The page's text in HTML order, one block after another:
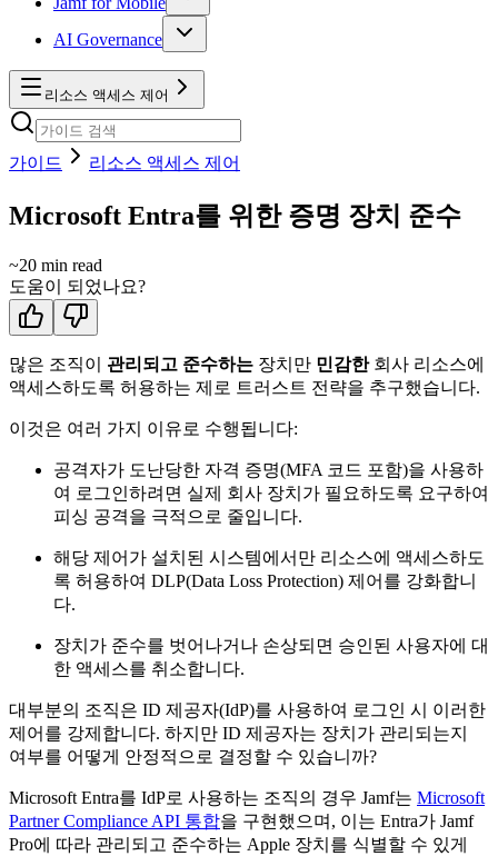
AI Governance
리소스 액세스 제어
가이드 리소스 액세스 제어
Microsoft Entra를 위한 증명 장치 준수
~20 min read
도움이 되었나요?
많은 조직이 관리되고 준수하는 장치만 민감한회사 리소스에
액세스하도록 허용하는 제로 트러스트 전략을 추구했습니다.
이것은 여러 가지 이유로 수행됩니다:
공격자가 도난당한 자격 증명(MFA 코드 포함)을 사용하
여 로그인하려면 실제 회사 장치가 필요하도록 요구하여
피싱 공격을 극적으로 줄입니다.
해당 제어가 설치된 시스템에서만 리소스에 액세스하도
록 허용하여 DLP(Data Loss Protection) 제어를 강화합니
다.
장치가 준수를 벗어나거나 손상되면 승인된 사용자에 대
한 액세스를 취소합니다.
대부분의 조직은 ID 제공자(IdP)를 사용하여 로그인 시 이러한
제어를 강제합니다. 하지만 ID 제공자는 장치가 관리되는지
여부를 어떻게 안정적으로 결정할 수 있습니까?
Microsoft Entra를 IdP로 사용하는 조직의 경우 Jamf는 Microsoft
Partner Compliance API 통합을 구현했으며, 이는 Entra가 Jamf
Pro에 따라 관리되고 준수하는 Apple 장치를 식별할 수 있게